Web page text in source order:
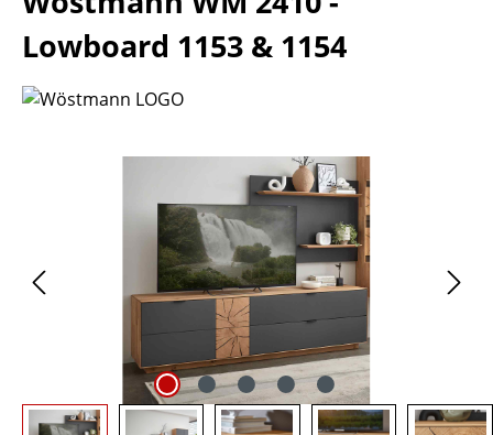
Lowboard 1153 & 1154